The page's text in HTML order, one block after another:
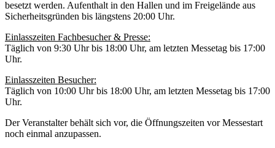
besetzt werden. Aufenthalt in den Hallen und im Freigelände aus
Sicherheitsgründen bis längstens 20:00 Uhr.
Einlasszeiten Fachbesucher & Presse:
Täglich von 9:30 Uhr bis 18:00 Uhr, am letzten Messetag bis 17:00
Uhr.
Einlasszeiten Besucher:
Täglich von 10:00 Uhr bis 18:00 Uhr, am letzten Messetag bis 17:00
Uhr.
Der Veranstalter behält sich vor, die Öffnungszeiten vor Messestart
noch einmal anzupassen.